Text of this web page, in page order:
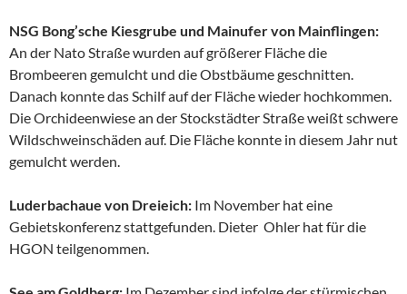
NSG Bong’sche Kiesgrube und Mainufer von Mainflingen:
An der Nato Straße wurden auf größerer Fläche die
Brombeeren gemulcht und die Obstbäume geschnitten.
Danach konnte das Schilf auf der Fläche wieder hochkommen.
Die Orchideenwiese an der Stockstädter Straße weißt schwere
Wildschweinschäden auf. Die Fläche konnte in diesem Jahr nut
gemulcht werden.
Luderbachaue von Dreieich: Im November hat eine
Gebietskonferenz stattgefunden. Dieter Ohler hat für die
HGON teilgenommen.